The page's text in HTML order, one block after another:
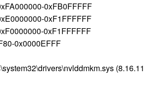
0xFB0FFFFF
0xF1FFFFFF
0xF1FFFFFF
0x0000EFFF